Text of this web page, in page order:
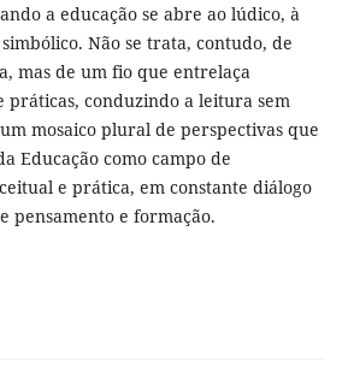
a educação se abre ao lúdico, à
Não se trata, contudo, de
mas de um fio que entrelaça
práticas, conduzindo a leitura sem
mosaico plural de perspectivas que
Educação como campo de
e prática, em constante diálogo
pensamento e formação.